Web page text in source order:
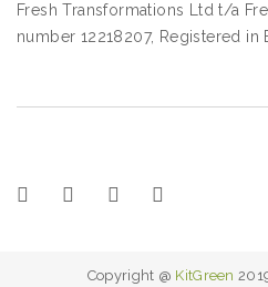
Fresh Transformations Ltd t/a
number 12218207, Registered in
Copyright @ KitGreen